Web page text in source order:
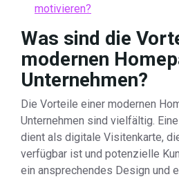
motivieren?
Was sind die
modernen
Unternehmen?
Die Vorteile einer modernen
Unternehmen sind vielfältig.
dient als digitale Visitenkarte,
verfügbar ist und potenzielle
ein ansprechendes Design und